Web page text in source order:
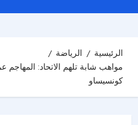
الرئيسية
الرياضة
مواهب شابة تلهم الاتحاد:
كونسيساو